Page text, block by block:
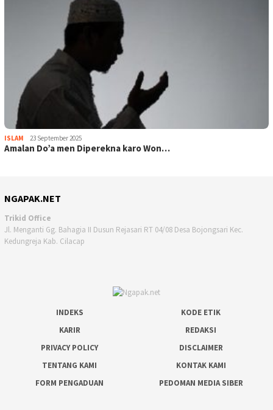
ISLAM 23 September 2025
Amalan Do’a men Diperekna karo Won…
NGAPAK.NET
Trikid Office
Jl. Menganti Gg. Bahagia II Dusun Rejasari RT 04/08 Desa Bojongsari Kec.
Kedungreja Kab. Cilacap
INDEKS
KODE ETIK
KARIR
REDAKSI
PRIVACY POLICY
DISCLAIMER
TENTANG KAMI
KONTAK KAMI
FORM PENGADUAN
PEDOMAN MEDIA SIBER